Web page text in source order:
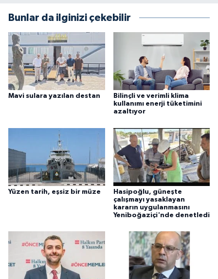
Bunlar da ilginizi çekebilir
Mavi sulara yazılan destan
Bilinçli ve verimli klima
kullanımı enerji tüketimini
azaltıyor
Yüzen tarih, eşsiz bir müze
Hasipoğlu, güneşte
çalışmayı yasaklayan
kararın uygulanmasını
Yeniboğaziçi'nde denetledi